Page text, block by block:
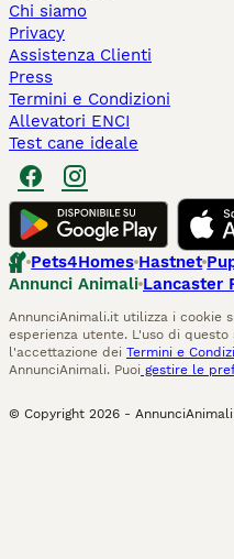
Chi siamo
Privacy
Assistenza Clienti
Press
Termini e Condizioni
Allevatori ENCI
Test cane ideale
Pets4Homes Hastnet
Annunci Animali Lancaster
AnnunciAnimali.it utilizza i cookie
esperienza utente. L'uso di
l'accettazione dei Termini e
AnnunciAnimali. Puoi gestire le
© Copyright 2026 - AnnunciAnimali